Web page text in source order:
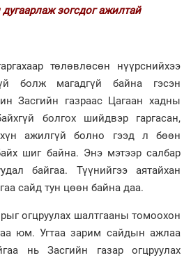
зогсдог ажилтай
төлөвлөсөн нүүрснийхээ
болж магадгүй байна гэсэн
Засгийн газраас Цагаан хадны
болгох шийдвэр гаргасан,
ажилгүй болно гээд л бөөн
шиг байна. Энэ мэтээр салбар
байгаа. Түүнийгээ аятайхан
сайд тун цөөн байна даа.
огцруулах шалтгааны томоохон
юм. Угтаа зарим сайдын ажлаа
нь Засгийн газар огцруулах